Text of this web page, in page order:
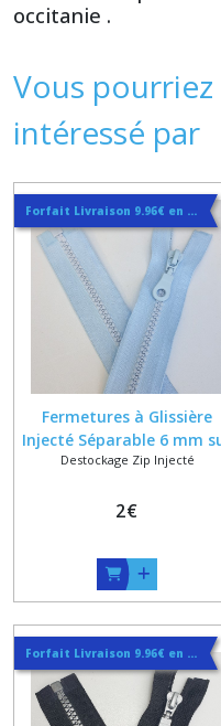
occitanie .
Vous
intéressé par
Forfait Livraison 9.96€ en Courrier Suivi
Fermetures à Glissière
Injecté Séparable 6 mm
Ruban Bleu ciel 35 cm
Destockage Zip Injecté
2€
Forfait Livraison 9.96€ en Courrier Suivi